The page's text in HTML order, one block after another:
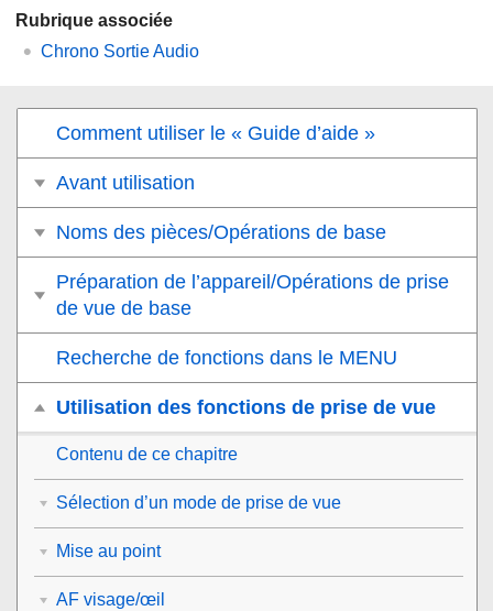
Rubrique associée
Chrono Sortie Audio
Comment utiliser le « Guide d’aide »
Avant utilisation
Noms des pièces/Opérations de base
Préparation de l’appareil/Opérations de prise
de vue de base
Recherche de fonctions dans le MENU
Utilisation des fonctions de prise de vue
Contenu de ce chapitre
Sélection d’un mode de prise de vue
Mise au point
AF visage/œil